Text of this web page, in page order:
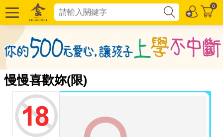
0
慢慢喜歡妳(限)